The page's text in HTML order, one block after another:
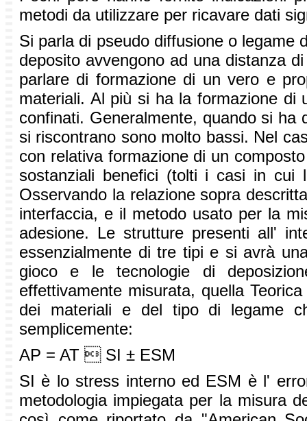
metodi da utilizzare per ricavare dati
Si parla di pseudo diffusione o legame
deposito avvengono ad una distanza
parlare di formazione di un vero e
materiali. Al più si ha la formazione
confinati. Generalmente, quando si
si riscontrano sono molto bassi. Nel
con relativa formazione di un
sostanziali benefici (tolti i casi in
Osservando la relazione sopra
interfaccia, e il metodo usato per la
adesione. Le strutture presenti all'
essenzialmente di tre tipi e si avrà
gioco e le tecnologie di
effettivamente misurata, quella
dei materiali e del tipo di legame
semplicemente:
AP = AT  SI ± ESM
SI è lo stress interno ed ESM è l'
metodologia impiegata per la misura